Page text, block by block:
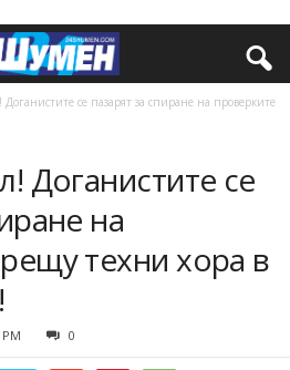
Доганистите се пазарят за спиране на проверките
Доганистите се
на
техни хора в
0